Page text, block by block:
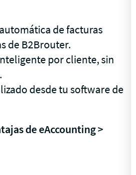
de facturas
de B2Brouter.
por cliente, sin
desde tu software de
de eAccounting >